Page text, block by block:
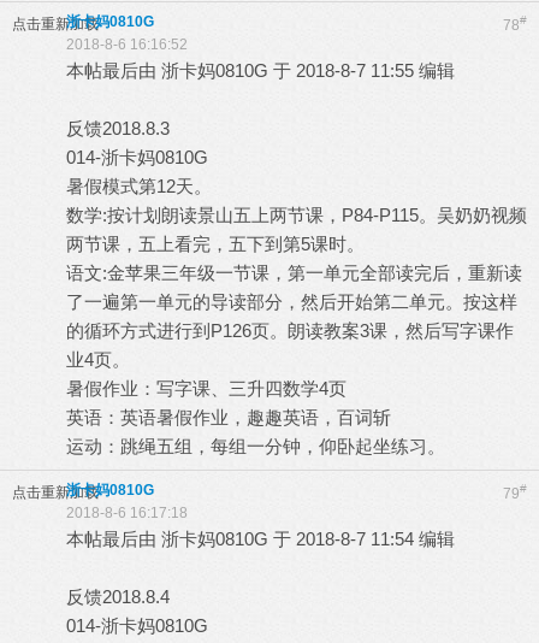
点击重新加载 78#
浙卡妈0810G
2018-8-6 16:16:52
本帖最后由 浙卡妈0810G 于 2018-8-7 11:55 编辑
反馈2018.8.3
014-浙卡妈0810G
暑假模式第12天。
数学:按计划朗读景山五上两节课，P84-P115。吴奶奶视频
两节课，五上看完，五下到第5课时。
语文:金苹果三年级一节课，第一单元全部读完后，重新读
了一遍第一单元的导读部分，然后开始第二单元。按这样
的循环方式进行到P126页。朗读教案3课，然后写字课作
业4页。
暑假作业：写字课、三升四数学4页
英语：英语暑假作业，趣趣英语，百词斩
运动：跳绳五组，每组一分钟，仰卧起坐练习。
点击重新加载 79#
浙卡妈0810G
2018-8-6 16:17:18
本帖最后由 浙卡妈0810G 于 2018-8-7 11:54 编辑
反馈2018.8.4
014-浙卡妈0810G